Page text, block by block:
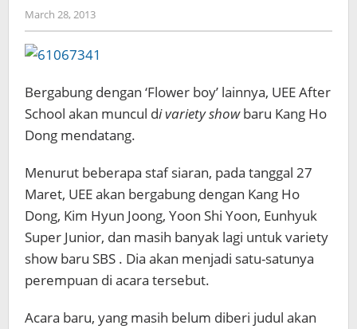
March 28, 2013by
Koreanindo
Bergabung dengan ‘Flower boy’ lainnya, UEE After
School akan muncul di variety showbaru Kang Ho
Dong mendatang.
Menurut beberapa staf siaran, pada tanggal 27
Maret, UEE akan bergabung dengan Kang Ho
Dong, Kim Hyun Joong, Yoon Shi Yoon, Eunhyuk
Super Junior, dan masih banyak lagi untuk variety
show baru SBS . Dia akan menjadi satu-satunya
perempuan di acara tersebut.
Acara baru, yang masih belum diberi judul akan